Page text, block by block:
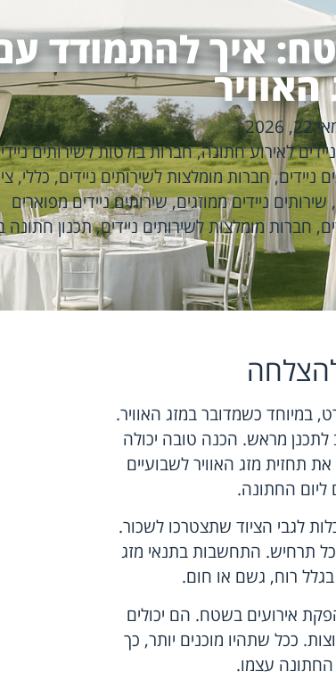
איך להתמודד
האוויר
22, 2026
לאירוע חתונה,חברות בולטות לשירותים
ניידים,חברות מומלצות לשירותים ניידים,כללי,
,שירותים ניידים ממוזגים,שירותים ניידים מפוארים
, חברות מומלצות לשירותים ניידים,תכנון
כשמדובר במזג האוויר.
לתכנן מראש. הכנה טובה יכולה
תחזית מזג האוויר לשבועיים
ליום החתונה.
לגבי הציוד שתצטרכו לשכור.
תרחיש. התחשבות בתנאי מזג
רוח, גשם או חום.
אירועים בשטח. הם יכולים
ככל שתהיו מוכנים יותר, כך
החתונה עצמו.